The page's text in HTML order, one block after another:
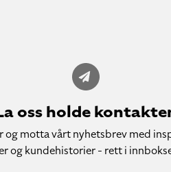
oss holde
og motta vårt nyhetsbrev med
og kundehistorier - rett i